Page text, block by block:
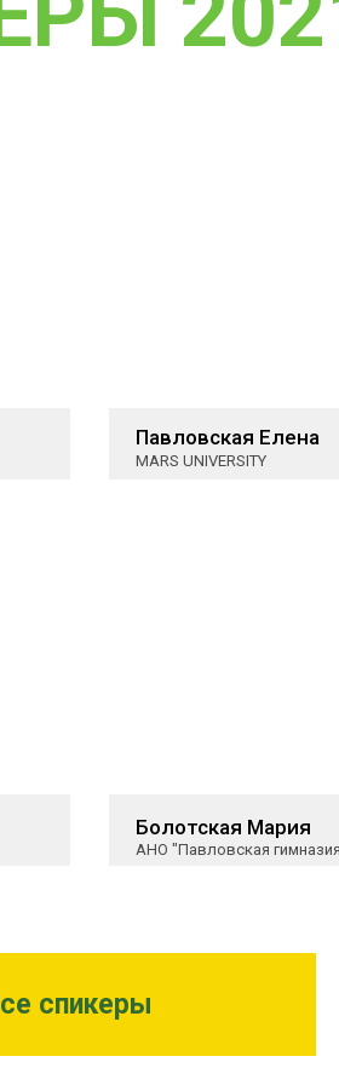
Павловская Елена
MARS UNIVERSITY
Болотская Мария
АНО "Павловская
спикеры